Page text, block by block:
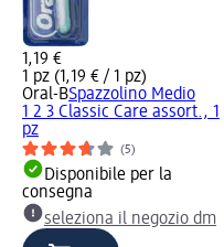
1,19 €
1 pz (1,19 € / 1 pz)
Oral-BSpazzolino Medio
1 2 3 Classic Care assort., 1
pz
(5)
Disponibile per la
consegna
seleziona il negozio dm